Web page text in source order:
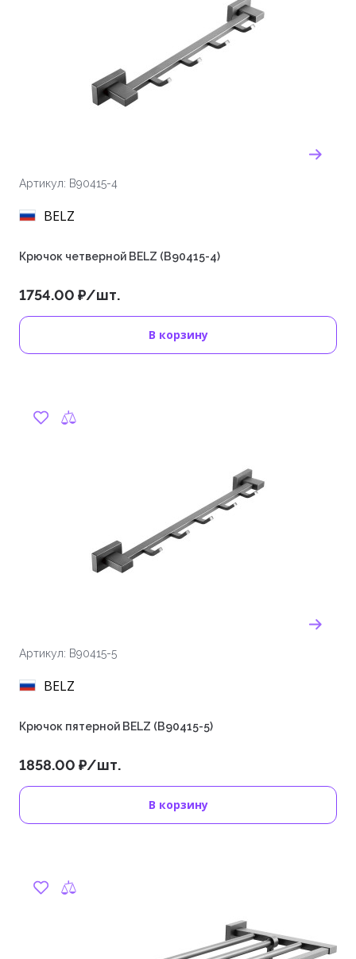
Артикул: B90415-4
BELZ
Крючок четверной BELZ (B90415-4)
1754.00 ₽/шт.
В корзину
Артикул: B90415-5
BELZ
Крючок пятерной BELZ (B90415-5)
1858.00 ₽/шт.
В корзину